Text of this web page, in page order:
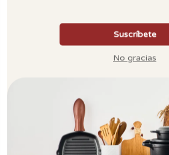
listo, introduce una bolita
sube en 10-15 segundos,
Fríe hasta que estén doradas
Escurre y sirve:
Retira los buñuelos con una
colócalos sobre papel